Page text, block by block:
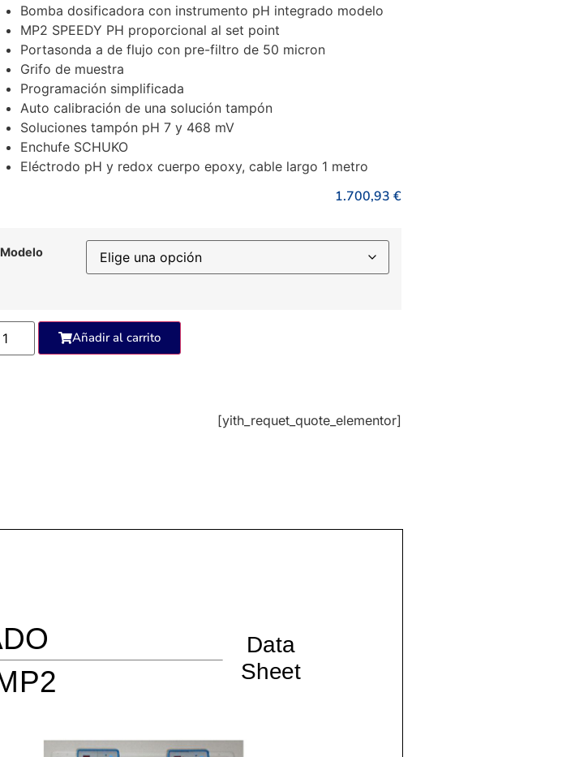
Bomba dosificadora con instrumento pH integrado modelo
MP2 SPEEDY PH proporcional al set point
Portasonda a de flujo con pre-filtro de 50 micron
Grifo de muestra
Programación simplificada
Auto calibración de una solución tampón
Soluciones tampón pH 7 y 468 mV
Enchufe SCHUKO
Eléctrodo pH y redox cuerpo epoxy, cable largo 1 metro
1.700,93 €
Modelo
Añadir al carrito
[yith_requet_quote_elementor]